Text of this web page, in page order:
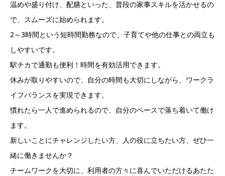
温めや盛り付け、配膳といった、普段の家事スキルを活かせるの
で、スムーズに始められます。
2～3時間という短時間勤務なので、子育てや他の仕事との両立も
しやすいです。
駅チカで通勤も便利！時間を有効活用できます。
休みが取りやすいので、自分の時間も大切にしながら、ワークラ
イフバランスを実現できます。
慣れたら一人で進められるので、自分のペースで落ち着いて働け
ます。
新しいことにチャレンジしたい方、人の役に立ちたい方、ぜひ一
緒に働きませんか？
チームワークを大切に、利用者の方々に喜んでいただけるあたた